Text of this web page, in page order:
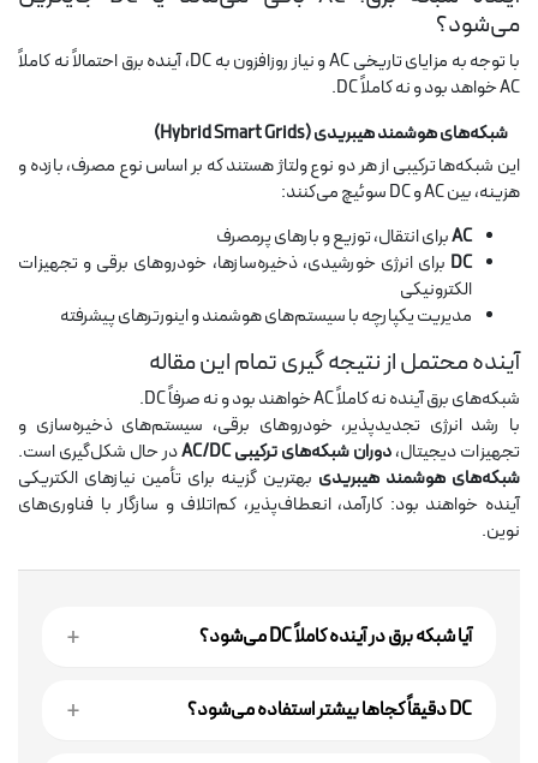
می‌شود؟
با توجه به مزایای تاریخی AC و نیاز روزافزون به DC، آینده برق احتمالاً نه کاملاً
AC خواهد بود و نه کاملاً DC.
شبکه‌های هوشمند هیبریدی (Hybrid Smart Grids)
این شبکه‌ها ترکیبی از هر دو نوع ولتاژ هستند که بر اساس نوع مصرف، بازده و
هزینه، بین AC و DC سوئیچ می‌کنند:
ACبرای انتقال، توزیع و بارهای پرمصرف
DC برای انرژی خورشیدی، ذخیره‌سازها، خودروهای برقی و تجهیزات
الکترونیکی
مدیریت یکپارچه با سیستم‌های هوشمند و اینورترهای پیشرفته
آینده محتمل از نتیجه گیری تمام این مقاله
شبکه‌های برق آینده نه کاملاً AC خواهند بود و نه صرفاً DC.
با رشد انرژی تجدیدپذیر، خودروهای برقی، سیستم‌های ذخیره‌سازی و
تجهیزات دیجیتال،دوران شبکه‌های ترکیبی AC/DC
در حال شکل‌گیری است.
شبکه‌های هوشمند هیبریدی بهترین گزینه برای تأمین نیازهای الکتریکی
آینده خواهند بود: کارآمد، انعطاف‌پذیر، کم‌اتلاف و سازگار با فناوری‌های
نوین.
آیا شبکه برق در آینده کاملاً DC می‌شود؟ +
توزیع عمومی می‌ماند و DC در بخش‌های خاص رشد می‌کند.
DC دقیقاً کجاها بیشتر استفاده می‌شود؟ +